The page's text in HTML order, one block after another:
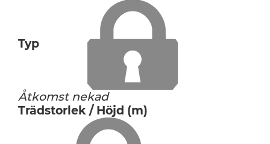
Typ
Åtkomst nekad
Trädstorlek / Höjd (m)